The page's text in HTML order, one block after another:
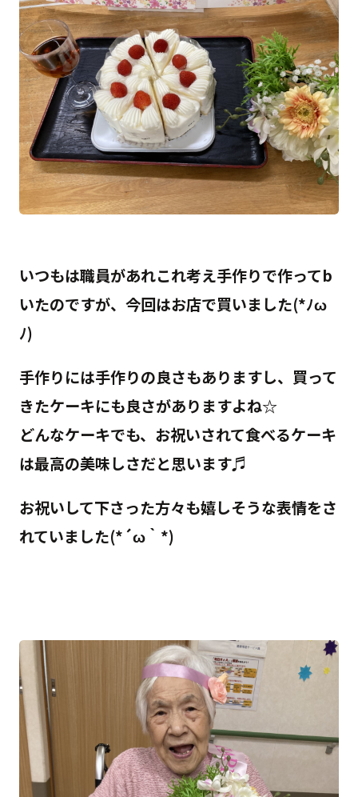
いつもは職員があれこれ考え手作りで作ってb
いたのですが、今回はお店で買いました(*ﾉω
ﾉ)
手作りには手作りの良さもありますし、買って
きたケーキにも良さがありますよね☆
どんなケーキでも、お祝いされて食べるケーキ
は最高の美味しさだと思います♬
お祝いして下さった方々も嬉しそうな表情をさ
れていました(*´ω｀*)